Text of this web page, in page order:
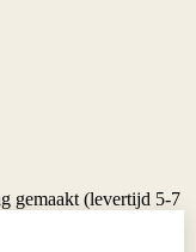
gemaakt (levertijd 5-7
via de contact